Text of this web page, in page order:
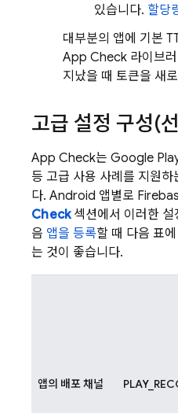
있습니다. 할당
대부분의 앱에 기본
App Check 라이브
지났을 때 토큰을 새
고급 설정 구성(
App Check는 Google
등 고급 사용 사례를 지원하
다. Android 앱별로
Check섹션에서 이러한 설
음 앱을 등록할 때 다음 표
는 것이 좋습니다.
앱의 배포 채널